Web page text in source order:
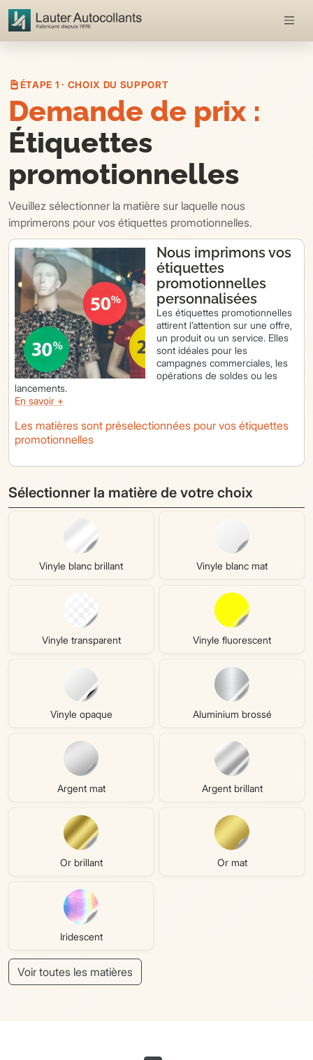
ÉTAPE 1 · CHOIX DU SUPPORT
Demande de prix :
Étiquettes
promotionnelles
Veuillez sélectionner la matière sur laquelle nous
imprimerons pour vos étiquettes promotionnelles.
Nous imprimons vos
étiquettes
promotionnelles
personnalisées
Les étiquettes promotionnelles
attirent l’attention sur une offre,
un produit ou un service. Elles
sont idéales pour les
campagnes commerciales, les
opérations de soldes ou les
lancements.
En savoir +
Les matières sont préselectionnées pour vos étiquettes
promotionnelles
Sélectionner la matière de votre choix
Vinyle blanc brillant Vinyle blanc mat
Vinyle transparent Vinyle fluorescent
Vinyle opaque Aluminium brossé
Argent mat Argent brillant
Or brillant Or mat
Iridescent
Voir toutes les matières